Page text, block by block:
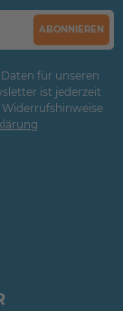
ABONNIEREN
für unseren
ist jederzeit